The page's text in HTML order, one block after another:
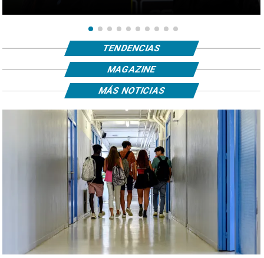
TENDENCIAS
MAGAZINE
MÁS NOTICIAS